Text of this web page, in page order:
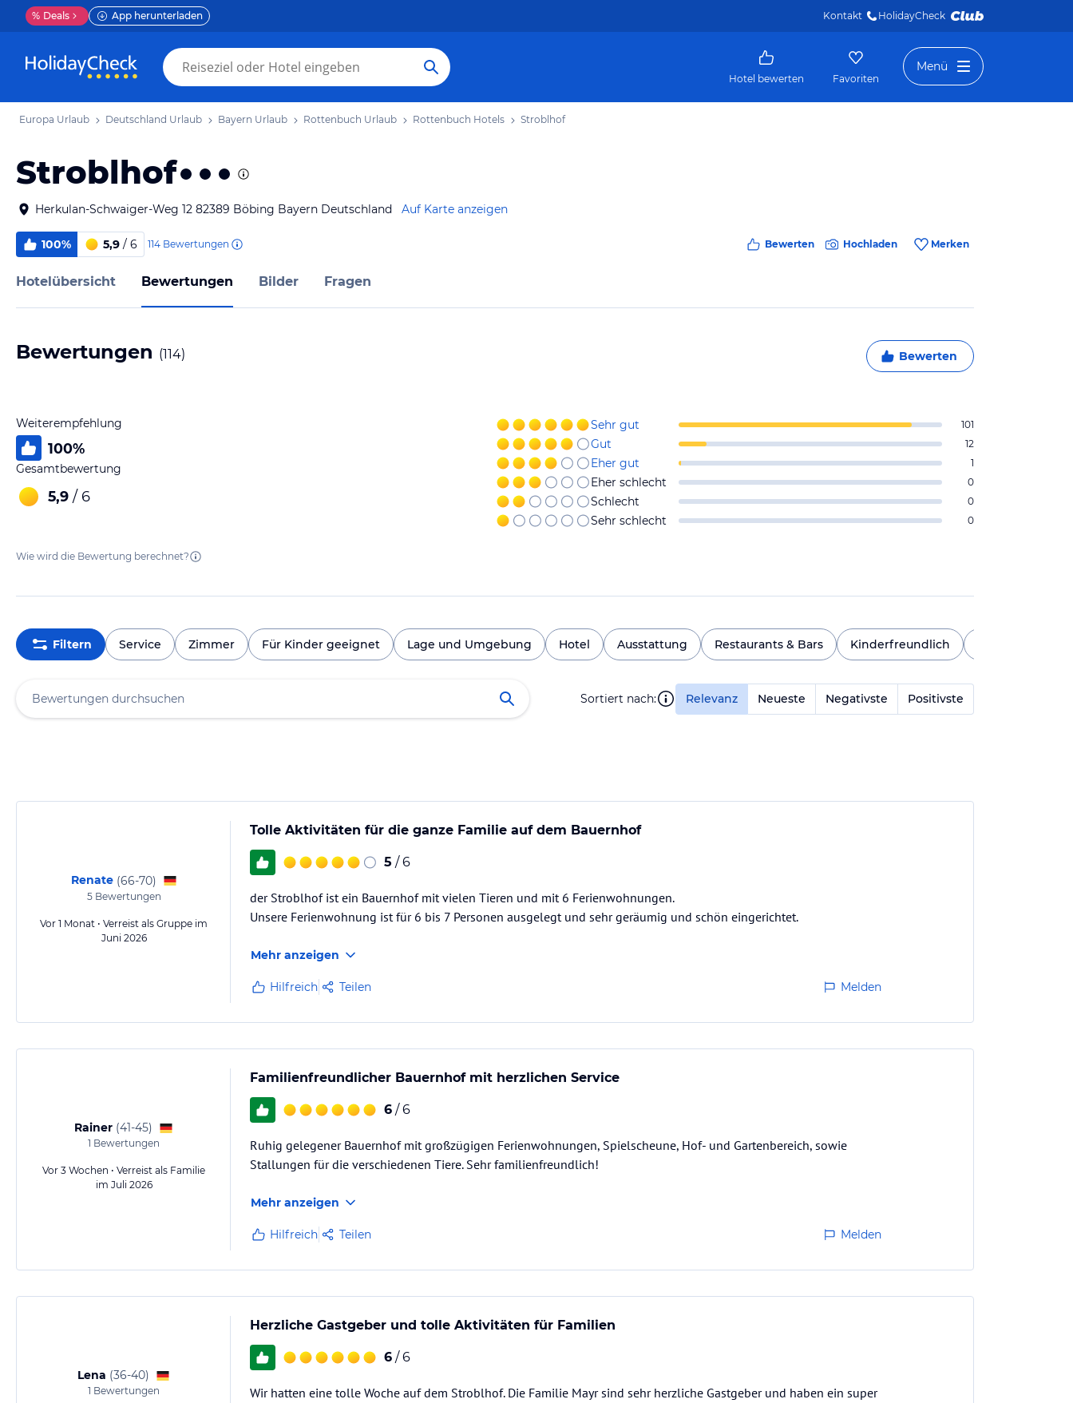
% Deals App herunterladen Kontakt HolidayCheck
Hotel bewerten Favoriten
Menü
Europa Urlaub Deutschland Urlaub Bayern Urlaub Rottenbuch Urlaub Rottenbuch Hotels Stroblhof
Stroblhof
Herkulan-Schwaiger-Weg 12 82389 Böbing Bayern Deutschland Auf Karte anzeigen
100% 5,9 / 6 114 Bewertungen Bewerten Hochladen Merken
Hotelübersicht Bewertungen Bilder Fragen
Bewertungen (114) Bewerten
Weiterempfehlung
100%
Gesamtbewertung
5,9 / 6
Sehr gut 101
Gut 12
Eher gut 1
Eher schlecht 0
Schlecht 0
Sehr schlecht 0
Wie wird die Bewertung berechnet?
Filtern Service Zimmer Für Kinder geeignet Lage und Umgebung Hotel Ausstattung Restaurants & Bars Kinderfreundlich
Sortiert nach: Relevanz Neueste Negativste Positivste
Renate (66-70)
5Bewertungen
Vor 1 Monat • Verreist als Gruppe im
Juni 2026
Tolle Aktivitäten für die ganze Familie auf dem Bauernhof
5 / 6
der Stroblhof ist ein Bauernhof mit vielen Tieren und mit 6 Ferienwohnungen.
Unsere Ferienwohnung ist für 6 bis 7 Personen ausgelegt und sehr geräumig und schön eingerichtet.
Mehr anzeigen
Hilfreich Teilen Melden
Rainer (41-45)
1 Bewertungen
Vor 3 Wochen • Verreist als Familie
im Juli 2026
Familienfreundlicher Bauernhof mit herzlichen Service
6 / 6
Ruhig gelegener Bauernhof mit großzügigen Ferienwohnungen, Spielscheune, Hof- und Gartenbereich, sowie
Stallungen für die verschiedenen Tiere. Sehr familienfreundlich!
Mehr anzeigen
Hilfreich Teilen Melden
Lena (36-40)
1 Bewertungen
Herzliche Gastgeber und tolle Aktivitäten für Familien
6 / 6
Wir hatten eine tolle Woche auf dem Stroblhof. Die Familie Mayr sind sehr herzliche Gastgeber und haben ein super